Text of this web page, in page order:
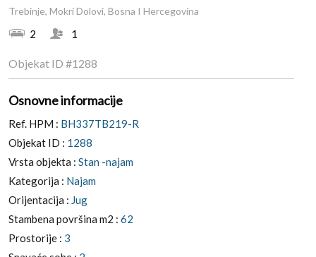
Trebinje, Mokri Dolovi, Bosna I Hercegovina
2 1
Objekat ID #1288
Osnovne informacije
Ref. HPM : BH337TB219-R
Objekat ID : 1288
Vrsta objekta : Stan -najam
Kategorija : Najam
Orijentacija : Jug
Stambena površina m2 : 62
Prostorije : 3